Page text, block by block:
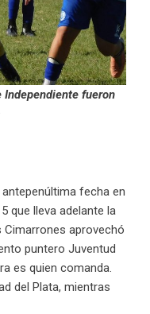
Independiente fueron
fecha en
que lleva adelante la
Cimarrones aprovechó
puntero Juventud
es quien comanda.
del Plata, mientras